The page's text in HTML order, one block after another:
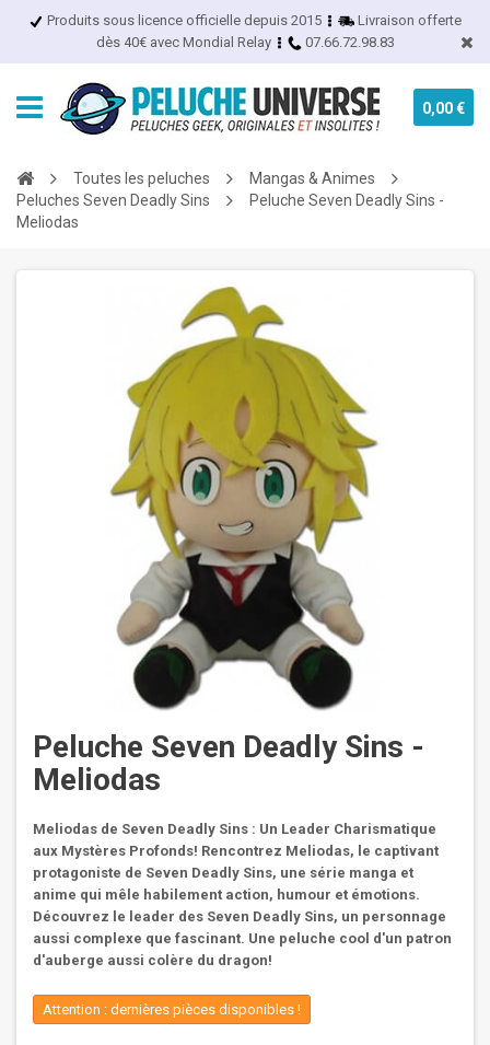
Produits sous licence officielle depuis 2015
Livraison offerte
dès 40€ avec Mondial Relay
07.66.72.98.83
0,00 €
Toutes les peluches
Mangas & Animes
Peluches Seven Deadly Sins
Peluche Seven Deadly Sins -
Meliodas
Peluche Seven Deadly Sins -
Meliodas
Meliodas de Seven Deadly Sins : Un Leader Charismatique
aux Mystères Profonds! Rencontrez Meliodas, le captivant
protagoniste de Seven Deadly Sins, une série manga et
anime qui mêle habilement action, humour et émotions.
Découvrez le leader des Seven Deadly Sins, un personnage
aussi complexe que fascinant. Une peluche cool d'un patron
d'auberge aussi colère du dragon!
Attention : dernières pièces disponibles !